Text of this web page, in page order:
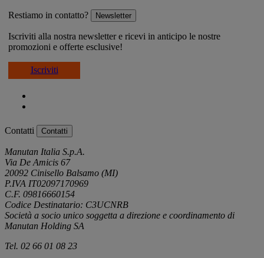
Restiamo in contatto? Newsletter
Iscriviti alla nostra newsletter e ricevi in anticipo le nostre
promozioni e offerte esclusive!
Iscriviti
Contatti Contatti
Manutan Italia S.p.A.
Via De Amicis 67
20092 Cinisello Balsamo (MI)
P.IVA IT02097170969
C.F. 09816660154
Codice Destinatario: C3UCNRB
Società a socio unico soggetta a direzione e coordinamento di
Manutan Holding SA
Tel. 02 66 01 08 23